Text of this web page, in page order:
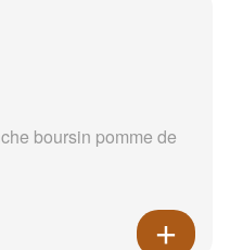
boursin pomme de